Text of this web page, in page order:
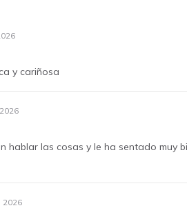
y cariñosa
hablar las cosas y le ha sentado muy
2026